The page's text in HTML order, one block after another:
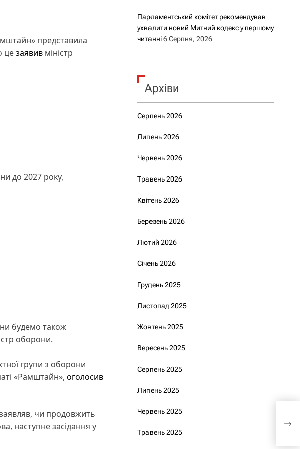
представила
цезаявив міністр
до 2027 року,
будемо також
оборони.
групи з оборони
«Рамштайн», оголосив
чи продовжить
наступне засідання у
Парламентський комітет рекомендував
ухвалити новий Митний кодекс у першому
читанні 6 Серпня, 2026
Архіви
Серпень 2026
Липень 2026
Червень 2026
Травень 2026
Квітень 2026
Березень 2026
Лютий 2026
Січень 2026
Грудень 2025
Листопад 2025
Жовтень 2025
Вересень 2025
Серпень 2025
Липень 2025
Червень 2025
Травень 2025